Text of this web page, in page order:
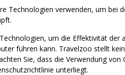
Technologien verwenden, um
um die Effektivität
führen kann. Travelzoo stellt
Sie, dass die Verwendung
unterliegt.